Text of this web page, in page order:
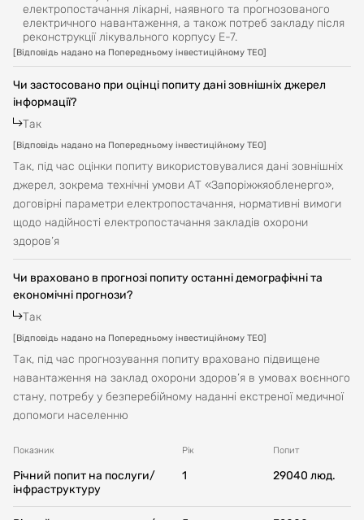
електропостачання лікарні, наявного та прогнозованого
електричного навантаження, а також потреб закладу після
реконструкції лікувального корпусу Е-7.
[Відповідь надано на Попередньому інвестиційному ТЕО]
Чи застосовано при оцінці попиту дані зовнішніх джерел
інформації?
Так
[Відповідь надано на Попередньому інвестиційному ТЕО]
Так, під час оцінки попиту використовувалися дані зовнішніх
джерел, зокрема технічні умови АТ «Запоріжжяобленерго»,
договірні параметри електропостачання, нормативні вимоги
щодо надійності електропостачання закладів охорони
здоров’я
Чи враховано в прогнозі попиту останні демографічні та
економічні прогнози?
Так
[Відповідь надано на Попередньому інвестиційному ТЕО]
Так, під час прогнозування попиту враховано підвищене
навантаження на заклад охорони здоров’я в умовах воєнного
стану, потребу у безперебійному наданні екстреної медичної
допомоги населенню
Показник Рік Попит
Річний попит на послуги/
інфраструктуру
1 29040 люд.